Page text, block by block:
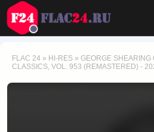
FLAC 24 » HI-RES » GEORGE SHEARING
CLASSICS, VOL. 953 (REMASTERED) -